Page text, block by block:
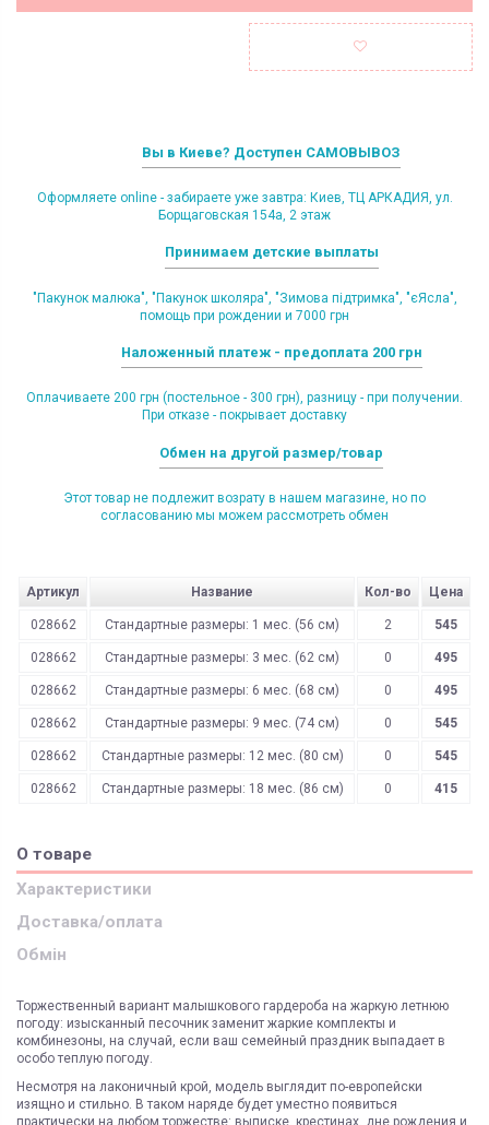
Вы в Киеве? Доступен САМОВЫВОЗ
Оформляете online - забираете уже завтра: Киев, ТЦ АРКАДИЯ, ул.
Борщаговская 154а, 2 этаж
Принимаем детские выплаты
"Пакунок малюка", "Пакунок школяра", "Зимова підтримка", "єЯсла",
помощь при рождении и 7000 грн
Наложенный платеж - предоплата 200 грн
Оплачиваете 200 грн (постельное - 300 грн), разницу - при получении.
При отказе - покрывает доставку
Обмен на другой размер/товар
Этот товар не подлежит возрату в нашем магазине, но по
согласованию мы можем рассмотреть обмен
Артикул Название Кол-во Цена
028662 Стандартные размеры: 1 мес. (56 см) 2 545
028662 Стандартные размеры: 3 мес. (62 см) 0 495
028662 Стандартные размеры: 6 мес. (68 см) 0 495
028662 Стандартные размеры: 9 мес. (74 см) 0 545
028662 Стандартные размеры: 12 мес. (80 см) 0 545
028662 Стандартные размеры: 18 мес. (86 см) 0 415
О товаре
Характеристики
Доставка/оплата
Обмін
Торжественный вариант малышкового гардероба на жаркую летнюю
погоду: изысканный песочник заменит жаркие комплекты и
комбинезоны, на случай, если ваш семейный праздник выпадает в
особо теплую погоду.
Несмотря на лаконичный крой, модель выглядит по-европейски
изящно и стильно. В таком наряде будет уместно появиться
практически на любом торжестве: выписке, крестинах, дне рождения и